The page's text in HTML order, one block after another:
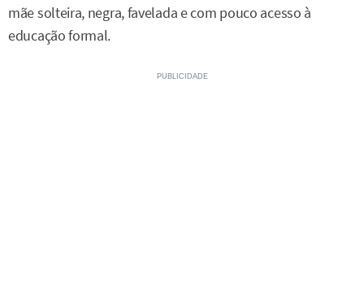
mãe solteira, negra, favelada e com pouco acesso à
educação formal.